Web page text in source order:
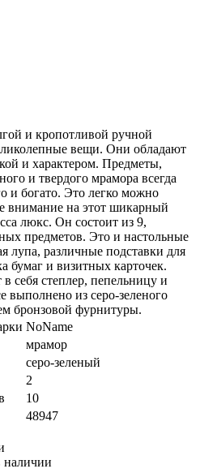
и кропотливой ручной
вещи. Они обладают
и характером. Предметы,
и твердого мрамора всегда
и богато. Это легко можно
внимание на этот шикарный
люкс. Он состоит из 9,
предметов. Это и настольные
лупа, различные подставки для
бумаг и визитных карточек.
себя степлер, пепельницу и
выполнено из серо-зеленого
бронзовой фурнитуры.
NoName
мрамор
серо-зеленый
2
10
48947
наличии